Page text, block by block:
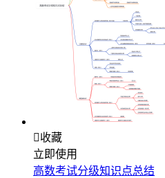
收藏
立即使用
高数考试分级知识点总结